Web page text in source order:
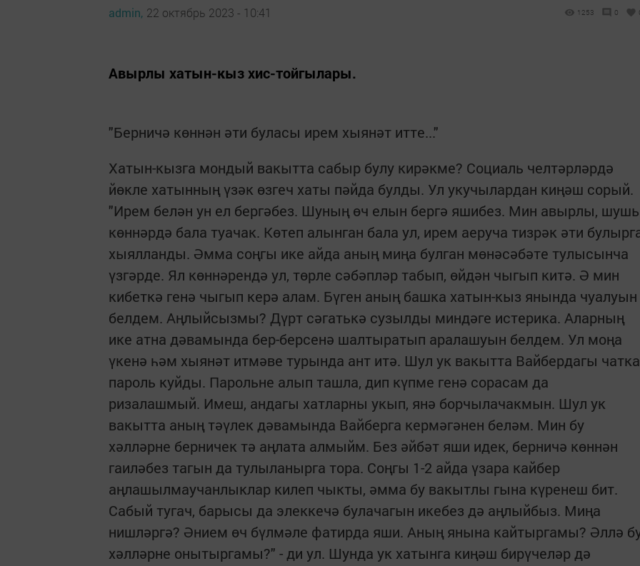
admin, 22 октябрь 2023 - 10:41 1253 0
Авырлы хатын-кыз хис-тойгылары.
"Берничә көннән әти буласы ирем хыянәт итте..."
Хатын-кызга мондый вакытта сабыр булу кирәкме? Cоциаль челтәрләрдә
йөкле хатынның үзәк өзгеч хаты пәйда булды. Ул укучылардан киңәш сорый.
"Ирем белән ун ел бергәбез. Шуның өч елын бергә яшибез. Мин авырлы,
көннәрдә бала туачак. Көтеп алынган бала ул, ирем аеруча тизрәк әти
хыялланды. Әмма соңгы ике айда аның миңа булган мөнәсәбәте тулысынча
үзгәрде. Ял көннәрендә ул, төрле сәбәпләр табып, өйдән чыгып китә. Ә мин
кибеткә генә чыгып керә алам. Бүген аның башка хатын-кыз янында чуалуын
белдем. Аңлыйсызмы? Дүрт сәгатькә сузылды миндәге истерика. Аларның
ике атна дәвамында бер-берсенә шалтыратып аралашуын белдем. Ул моңа
үкенә һәм хыянәт итмәве турында ант итә. Шул ук вакытта Вайбердагы чатка
пароль куйды. Парольне алып ташла, дип күпме генә сорасам да
ризалашмый. Имеш, андагы хатларны укып, янә борчылачакмын. Шул ук
вакытта аның тәүлек дәвамында Вайберга кермәгәнен беләм. Мин бу
хәлләрне берничек тә аңлата алмыйм. Без әйбәт яши идек, берничә көннән
гаиләбез тагын да тулыланырга тора. Соңгы 1-2 айда үзара кайбер
аңлашылмаучанлыклар килеп чыкты, әмма бу вакытлы гына күренеш бит.
Сабый тугач, барысы да элеккечә булачагын икебез дә аңлыйбыз. Миңа
нишләргә? Әнием өч бүлмәле фатирда яши. Аның янына кайтыргамы? Әллә
хәлләрне онытыргамы?" - ди ул. Шунда ук хатынга киңәш бирүчеләр дә